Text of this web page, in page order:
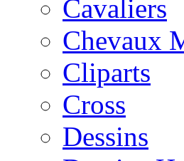
Cavaliers
Chevaux
Cliparts
Cross
Dessins